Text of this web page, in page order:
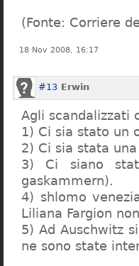
(Fonte: Corriere
18 Nov 2008, 16:17
#13 Erwin
Agli scandalizzati
1) Ci sia stato un
2) Ci sia stata
3) Ci siano
gaskammern).
4) shlomo
Liliana Fargion
5) Ad Auschwitz
ne sono state